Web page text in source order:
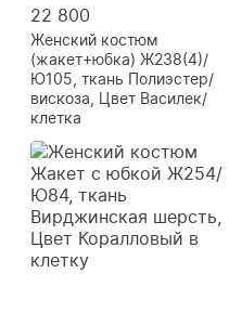
22 800
Женский костюм
(жакет+юбка) Ж238(4)/
Ю105, ткань Полиэстер/
вискоза, Цвет Василек/
клетка